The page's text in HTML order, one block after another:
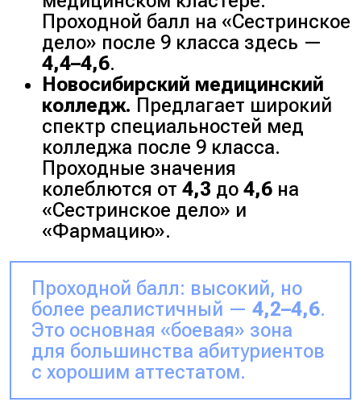
Проходной балл на «Сестринское
дело» после 9 класса здесь —
4,4–4,6.
Новосибирский медицинский
колледж. Предлагает широкий
спектр специальностей мед
колледжа после 9 класса.
Проходные значения
колеблются от4,3 до4,6 на
«Сестринское дело» и
«Фармацию».
Проходной балл: высокий, но
более реалистичный — 4,2–4,6.
Это основная «боевая» зона
для большинства абитуриентов
с хорошим аттестатом.